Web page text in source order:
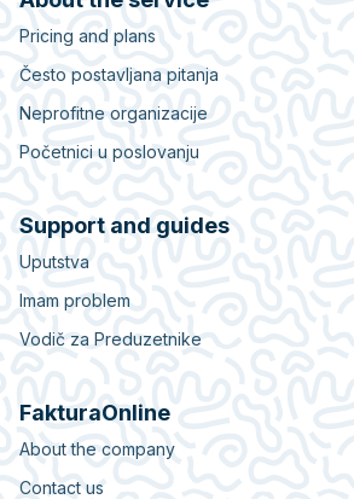
Pricing and plans
Često postavljana pitanja
Neprofitne organizacije
Početnici u poslovanju
Support and guides
Uputstva
Imam problem
Vodič za Preduzetnike
FakturaOnline
About the company
Contact us